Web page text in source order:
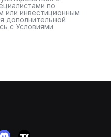
по
или инвестиционным
дополнительной
с Условиями